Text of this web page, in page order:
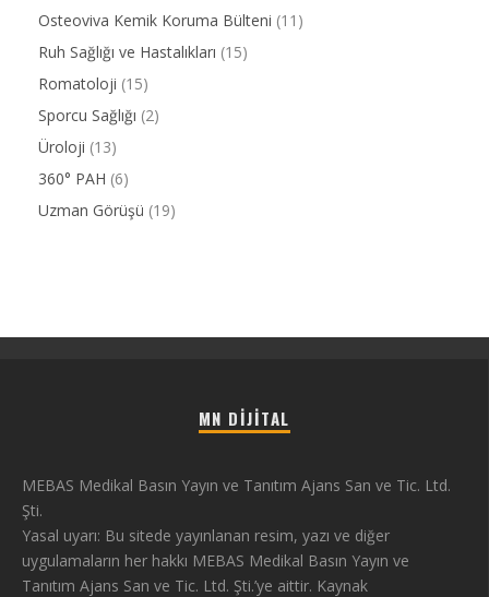
Osteoviva Kemik Koruma Bülteni (11)
Ruh Sağlığı ve Hastalıkları (15)
Romatoloji (15)
Sporcu Sağlığı (2)
Üroloji (13)
360° PAH (6)
Uzman Görüşü (19)
MN DIJITAL
MEBAS Medikal Basın Yayın ve Tanıtım Ajans San ve Tic. Ltd.
Şti.
Yasal uyarı: Bu sitede yayınlanan resim, yazı ve diğer
uygulamaların her hakkı MEBAS Medikal Basın Yayın ve
Tanıtım Ajans San ve Tic. Ltd. Şti.’ye aittir. Kaynak